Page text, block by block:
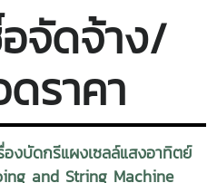
มสร้างทักษะในการใช้งานระบบ
ม บันทึกข้อตกลงความร่วมมือ
: MOU) ระหว่างหน่วยงาน
ระชาธิปไตยประชาชนลาว เพื่อ
ชาการ การวิจัยและนวัตกรรม
ม การพัฒนาบุคลากร และการ
วดล้อมและพลังงานสะอาดใน
มมือครั้งนี้นับเป็นอีกก้าวสำคัญ
ยากรได้ร่วมทำงานกับครู
ฒนาระบบพลังงานสะอาดให้
ะสิทธิภาพและเกิดความยั่งยืน
ดตั้งระบบสูบน้ำพลังงานแสง
รียน - ถ่ายทอดความรู้เกี่ยวกับ
ะองค์ประกอบของระบบสูบน้ำ
รติดตั้ง การใช้งาน และการ
เข้าร่วมกิจกรรม - สร้างการมี
จัดจ้าง/
ราคา
องบัดกรีแผงเซลล์แสงอาทิตย์
and String Machine